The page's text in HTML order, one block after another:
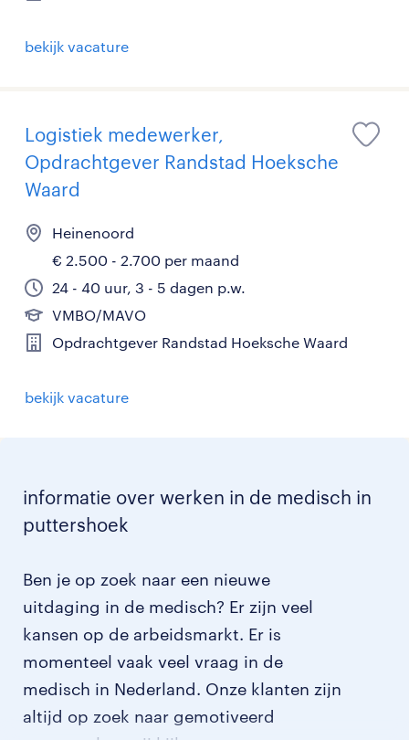
bekijk vacature
Logistiek medewerker,
Opdrachtgever Randstad Hoeksche
Waard
Heinenoord
€ 2.500 - 2.700 per maand
24 - 40 uur, 3 - 5 dagen p.w.
VMBO/MAVO
Opdrachtgever Randstad Hoeksche Waard
bekijk vacature
informatie over werken in de medisch in
puttershoek
Ben je op zoek naar een nieuwe
uitdaging in de medisch? Er zijn veel
kansen op de arbeidsmarkt. Er is
momenteel vaak veel vraag in de
medisch in Nederland. Onze klanten zijn
altijd op zoek naar gemotiveerd